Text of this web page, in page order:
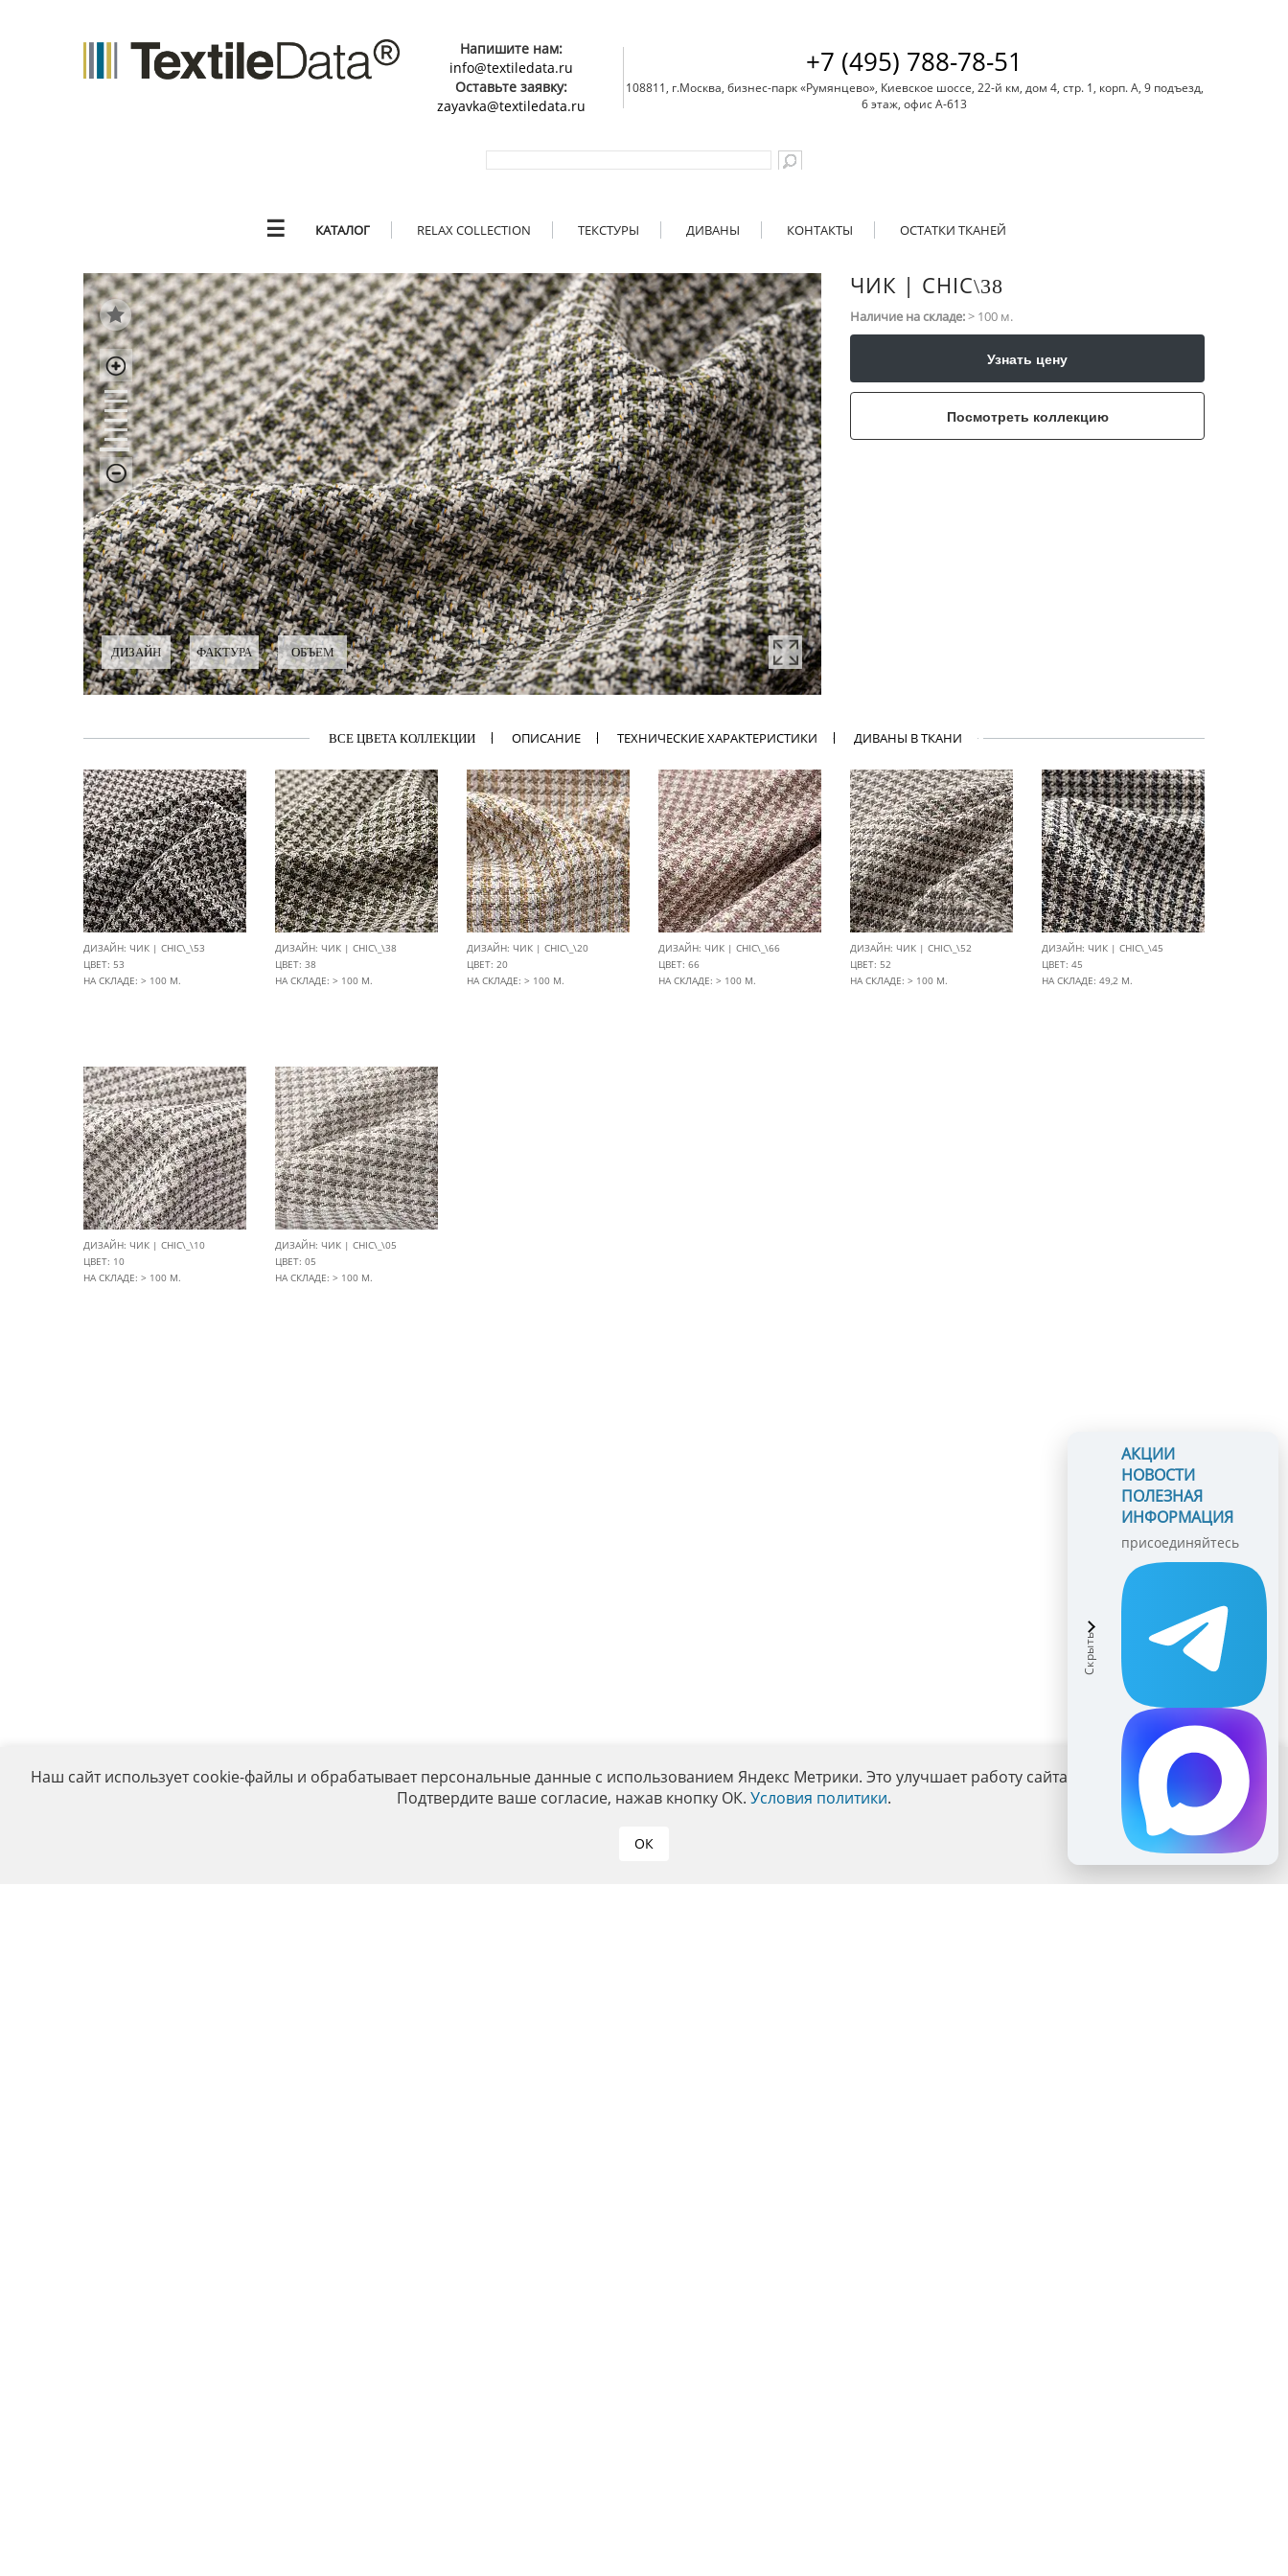
Напишите нам:
info@textiledata.ru
Оставьте заявку:
zayavka@textiledata.ru
+7 (495) 788-78-51
108811, г.Москва, бизнес-парк «Румянцево», Киевское шоссе, 22-й км, дом 4, стр. 1, корп. А, 9 подъезд,
6 этаж, офис А-613
☰ КАТАЛОГ RELAX COLLECTION ТЕКСТУРЫ ДИВАНЫ КОНТАКТЫ ОСТАТКИ ТКАНЕЙ
ДИЗАЙН ФАКТУРА ОБЪЕМ
ЧИК | CHIC\​38
Наличие на складе:> 100 м.
Узнать цену
Посмотреть коллекцию
ВСЕ ЦВЕТА КОЛЛЕКЦИИ ОПИСАНИЕ ТЕХНИЧЕСКИЕ ХАРАКТЕРИСТИКИ ДИВАНЫ В ТКАНИ
ДИЗАЙН: ЧИК | CHIC\_\53
ЦВЕТ: 53
НА СКЛАДЕ: > 100 М.
ДИЗАЙН: ЧИК | CHIC\_\38
ЦВЕТ: 38
НА СКЛАДЕ: > 100 М.
ДИЗАЙН: ЧИК | CHIC\_\20
ЦВЕТ: 20
НА СКЛАДЕ: > 100 М.
ДИЗАЙН: ЧИК | CHIC\_\66
ЦВЕТ: 66
НА СКЛАДЕ: > 100 М.
ДИЗАЙН: ЧИК | CHIC\_\52
ЦВЕТ: 52
НА СКЛАДЕ: > 100 М.
ДИЗАЙН: ЧИК | CHIC\_\45
ЦВЕТ: 45
НА СКЛАДЕ: 49,2 М.
ДИЗАЙН: ЧИК | CHIC\_\10
ЦВЕТ: 10
НА СКЛАДЕ: > 100 М.
ДИЗАЙН: ЧИК | CHIC\_\05
ЦВЕТ: 05
НА СКЛАДЕ: > 100 М.
Наш сайт использует cookie-файлы и обрабатывает персональные данные с использованием Яндекс Метрики. Это улучшает работу сайта и взаимодействие с ним.
Подтвердите ваше согласие, нажав кнопку ОК. Условия политики.
ОК
АКЦИИ
НОВОСТИ
ПОЛЕЗНАЯ
ИНФОРМАЦИЯ
присоединяйтесь